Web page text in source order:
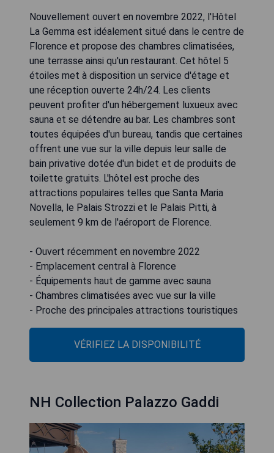
Nouvellement ouvert en novembre 2022, l'Hôtel
La Gemma est idéalement situé dans le centre de
Florence et propose des chambres climatisées,
une terrasse ainsi qu'un restaurant. Cet hôtel 5
étoiles met à disposition un service d'étage et
une réception ouverte 24h/24. Les clients
peuvent profiter d'un hébergement luxueux avec
sauna et se détendre au bar. Les chambres sont
toutes équipées d'un bureau, tandis que certaines
offrent une vue sur la ville depuis leur salle de
bain privative dotée d'un bidet et de produits de
toilette gratuits. L'hôtel est proche des
attractions populaires telles que Santa Maria
Novella, le Palais Strozzi et le Palais Pitti, à
seulement 9 km de l'aéroport de Florence.
- Ouvert récemment en novembre 2022
- Emplacement central à Florence
- Équipements haut de gamme avec sauna
- Chambres climatisées avec vue sur la ville
- Proche des principales attractions touristiques
VÉRIFIEZ LA DISPONIBILITÉ
NH Collection Palazzo Gaddi